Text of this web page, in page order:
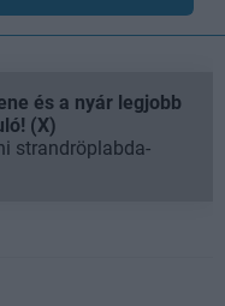
és a nyár legjobb
(X)
strandröplabda-